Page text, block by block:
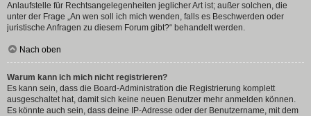
Anlaufstelle für Rechtsangelegenheiten jeglicher Art ist; außer solchen, die
unter der Frage „An wen soll ich mich wenden, falls es Beschwerden oder
juristische Anfragen zu diesem Forum gibt?“ behandelt werden.
Nach oben
Warum kann ich mich nicht registrieren?
Es kann sein, dass die Board-Administration die Registrierung komplett
ausgeschaltet hat, damit sich keine neuen Benutzer mehr anmelden können.
Es könnte auch sein, dass deine IP-Adresse oder der Benutzername, mit dem